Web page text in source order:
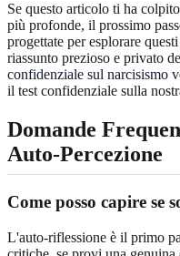
Se questo articolo ti ha
più profonde, il prossimo
progettate per esplorare
riassunto prezioso e privato
confidenziale sul narcisismo
il test confidenziale sulla
Domande
Auto-Percezione
Come posso capire se
L'auto-riflessione è il primo